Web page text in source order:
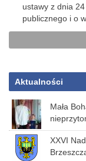
ustawy z dnia
publicznego i o
Aktualności
Mała
XXVI